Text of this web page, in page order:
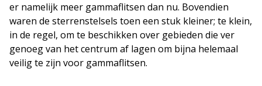
er namelijk meer gammaflitsen dan nu. Bovendien
waren de sterrenstelsels toen een stuk kleiner; te klein,
in de regel, om te beschikken over gebieden die ver
genoeg van het centrum af lagen om bijna helemaal
veilig te zijn voor gammaflitsen.